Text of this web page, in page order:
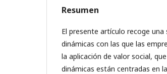
Resumen
El presente artículo recoge
dinámicas con las que las
la aplicación de valor social,
dinámicas están centradas en